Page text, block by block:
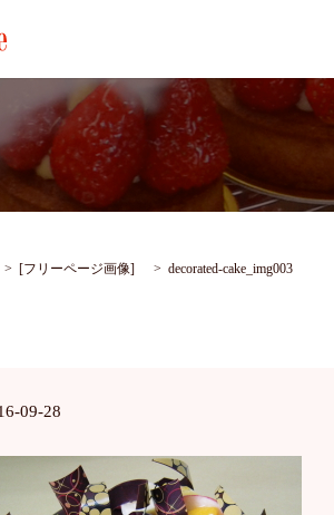
[フリーページ画像] decorated-cake_img003
09-28